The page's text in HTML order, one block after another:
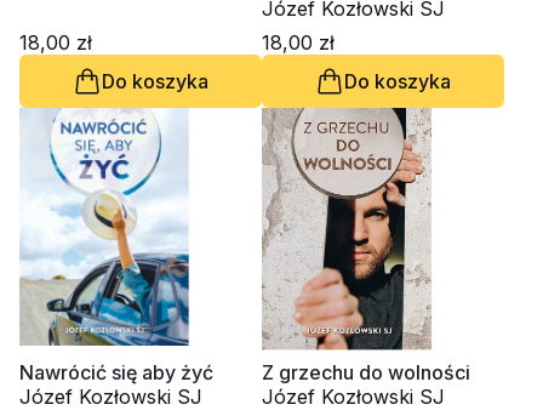
18,00 zł
Do koszyka
Józef Kozłowski SJ
18,00 zł
Do koszyka
Nawrócić się aby żyć
Józef Kozłowski SJ
Z grzechu do wolności
Józef Kozłowski SJ